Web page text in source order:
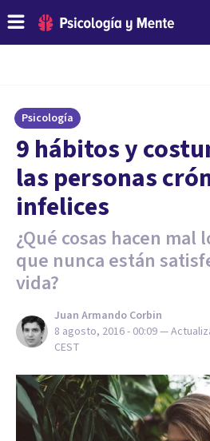
Psicología
​9 hábitos y
las personas
infelices
¿Qué cosas hacen mal
que nunca están
vida?
Juan Armando Corbin
8 agosto, 2016 - 00:09—
CEST